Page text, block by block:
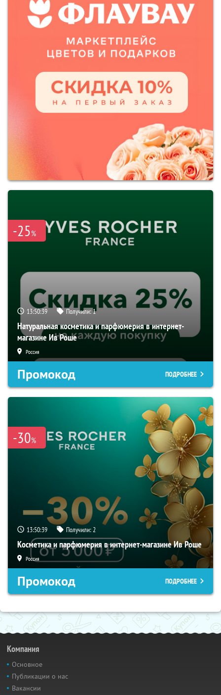
-25%
13:50:38 Получили:1
Натуральная косметика и парфюмерия в интернет-
магазине Ив Роше
Россия
Промокод ПОДРОБНЕЕ
-30%
13:50:38 Получили:2
Косметика и парфюмерия в интернет-магазине Ив Роше
Россия
Промокод ПОДРОБНЕЕ
Компания
Основное
Публикации о нас
Вакансии